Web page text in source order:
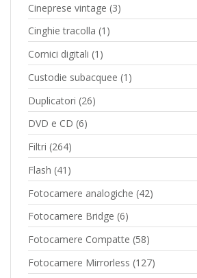
Cineprese vintage (3)
Cinghie tracolla (1)
Cornici digitali (1)
Custodie subacquee (1)
Duplicatori (26)
DVD e CD (6)
Filtri (264)
Flash (41)
Fotocamere analogiche (42)
Fotocamere Bridge (6)
Fotocamere Compatte (58)
Fotocamere Mirrorless (127)